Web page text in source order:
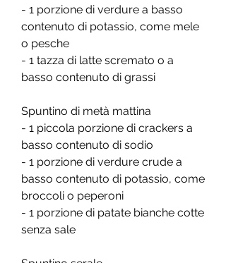
- 1 porzione di verdure a basso
contenuto di potassio, come mele
o pesche
- 1 tazza di latte scremato o a
basso contenuto di grassi
Spuntino di metà mattina
- 1 piccola porzione di crackers a
basso contenuto di sodio
- 1 porzione di verdure crude a
basso contenuto di potassio, come
broccoli o peperoni
- 1 porzione di patate bianche cotte
senza sale